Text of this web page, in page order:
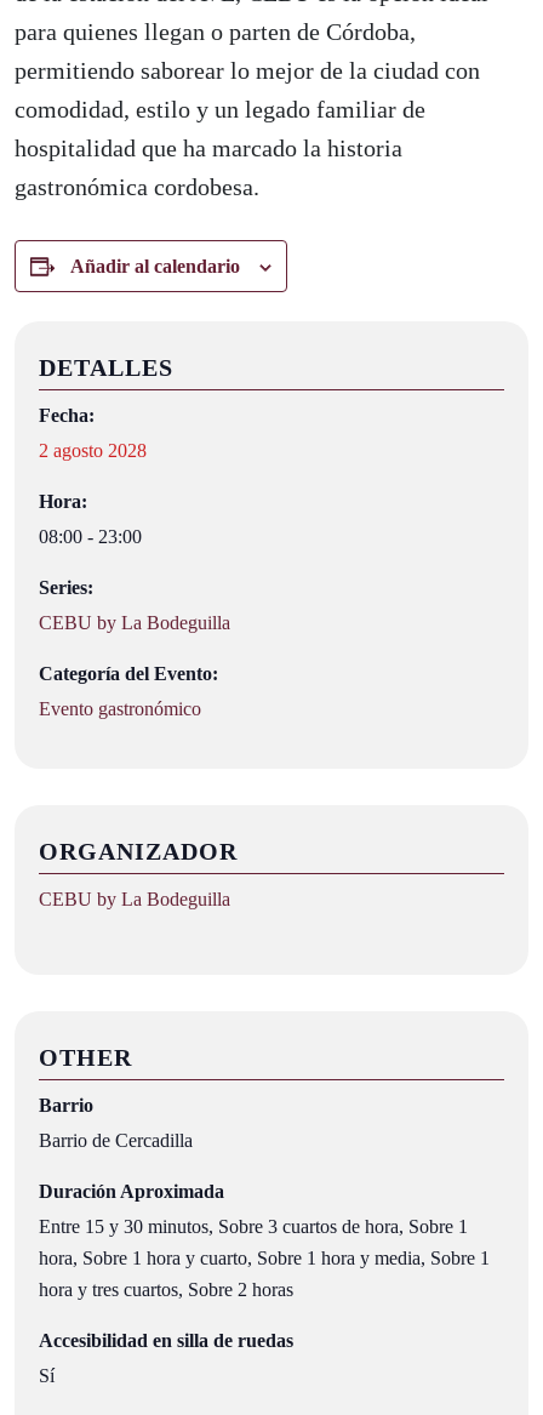
para quienes llegan o parten de Córdoba,
permitiendo saborear lo mejor de la ciudad con
comodidad, estilo y un legado familiar de
hospitalidad que ha marcado la historia
gastronómica cordobesa.
Añadir al calendario
DETALLES
Fecha:
2 agosto 2028
Hora:
08:00 - 23:00
Series:
CEBU by La Bodeguilla
Categoría del Evento:
Evento gastronómico
ORGANIZADOR
CEBU by La Bodeguilla
OTHER
Barrio
Barrio de Cercadilla
Duración Aproximada
Entre 15 y 30 minutos, Sobre 3 cuartos de hora, Sobre 1
hora, Sobre 1 hora y cuarto, Sobre 1 hora y media, Sobre 1
hora y tres cuartos, Sobre 2 horas
Accesibilidad en silla de ruedas
Sí